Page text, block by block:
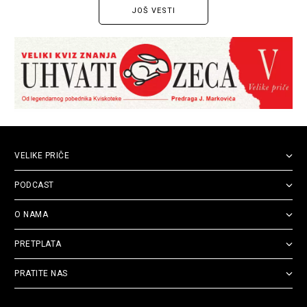
JOŠ VESTI
VELIKE PRIČE
PODCAST
O NAMA
PRETPLATA
PRATITE NAS